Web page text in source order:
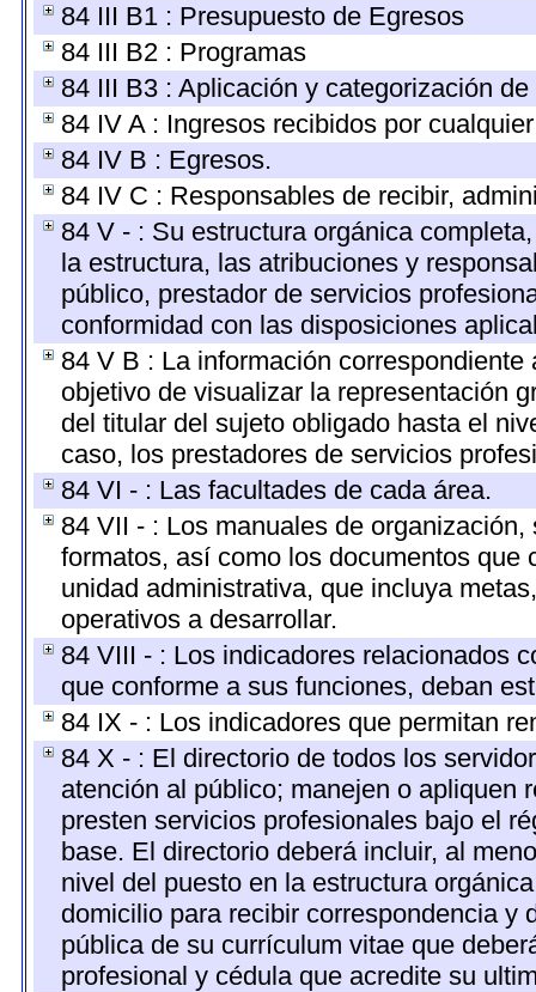
84 III B1 : Presupuesto de Egresos
84 III B2 : Programas
84 III B3 : Aplicación y categorización
84 IV A : Ingresos recibidos por
84 IV B : Egresos.
84 IV C : Responsables de recibir,
84 V - : Su estructura orgánica
la estructura, las atribuciones y
público, prestador de servicios
conformidad con las disposiciones
84 V B : La información
objetivo de visualizar la representación
del titular del sujeto obligado hasta el
caso, los prestadores de servicios
84 VI - : Las facultades de cada área.
84 VII - : Los manuales de
formatos, así como los documentos
unidad administrativa, que incluya
operativos a desarrollar.
84 VIII - : Los indicadores relacionados
que conforme a sus funciones, deban
84 IX - : Los indicadores que permitan
84 X - : El directorio de todos los
atención al público; manejen o apliquen
presten servicios profesionales bajo el
base. El directorio deberá incluir, al
nivel del puesto en la estructura
domicilio para recibir correspondencia y
pública de su currículum vitae que
profesional y cédula que acredite su